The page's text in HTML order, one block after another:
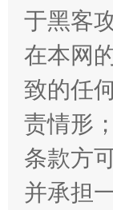
全民健身
于黑客
在本网
致的任
责情形；
条款方
并承担